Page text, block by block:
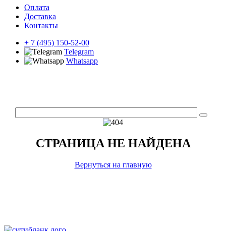
Оплата
Доставка
Контакты
+ 7 (495) 150-52-00
Telegram
Whatsapp
СТРАНИЦА НЕ НАЙДЕНА
Вернуться на главную